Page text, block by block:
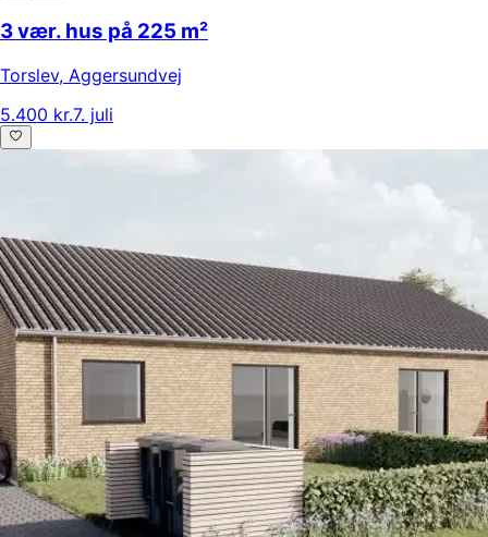
3 vær. hus på 225 m²
Torslev, Aggersundvej
5.400 kr.7. juli